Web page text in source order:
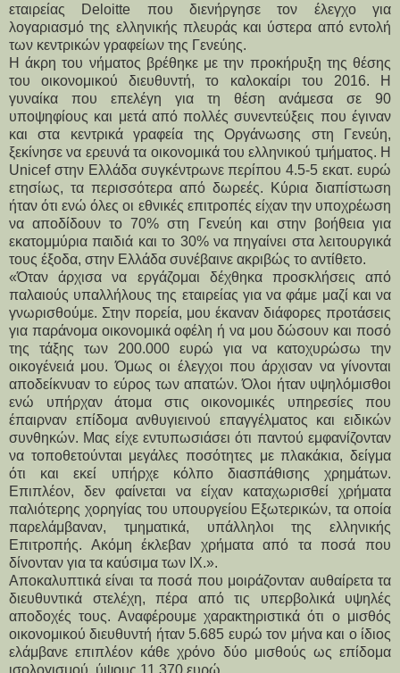
εταιρείας Deloitte που διενήργησε τον έλεγχο για
λογαριασμό της ελληνικής πλευράς και ύστερα από εντολή
των κεντρικών γραφείων της Γενεύης.
Η άκρη του νήματος βρέθηκε με την προκήρυξη της θέσης
του οικονομικού διευθυντή, το καλοκαίρι του 2016. Η
γυναίκα που επελέγη για τη θέση ανάμεσα σε 90
υποψηφίους και μετά από πολλές συνεντεύξεις που έγιναν
και στα κεντρικά γραφεία της Οργάνωσης στη Γενεύη,
ξεκίνησε να ερευνά τα οικονομικά του ελληνικού τμήματος. Η
Unicef στην Ελλάδα συγκέντρωνε περίπου 4.5-5 εκατ. ευρώ
ετησίως, τα περισσότερα από δωρεές. Κύρια διαπίστωση
ήταν ότι ενώ όλες οι εθνικές επιτροπές είχαν την υποχρέωση
να αποδίδουν το 70% στη Γενεύη και στην βοήθεια για
εκατομμύρια παιδιά και το 30% να πηγαίνει στα λειτουργικά
τους έξοδα, στην Ελλάδα συνέβαινε ακριβώς το αντίθετο.
«Όταν άρχισα να εργάζομαι δέχθηκα προσκλήσεις από
παλαιούς υπαλλήλους της εταιρείας για να φάμε μαζί και να
γνωρισθούμε. Στην πορεία, μου έκαναν διάφορες προτάσεις
για παράνομα οικονομικά οφέλη ή να μου δώσουν και ποσό
της τάξης των 200.000 ευρώ για να κατοχυρώσω την
οικογένειά μου. Όμως οι έλεγχοι που άρχισαν να γίνονται
αποδείκνυαν το εύρος των απατών. Όλοι ήταν υψηλόμισθοι
ενώ υπήρχαν άτομα στις οικονομικές υπηρεσίες που
έπαιρναν επίδομα ανθυγιεινού επαγγέλματος και ειδικών
συνθηκών. Μας είχε εντυπωσιάσει ότι παντού εμφανίζονταν
να τοποθετούνται μεγάλες ποσότητες με πλακάκια, δείγμα
ότι και εκεί υπήρχε κόλπο διασπάθισης χρημάτων.
Επιπλέον, δεν φαίνεται να είχαν καταχωρισθεί χρήματα
παλιότερης χορηγίας του υπουργείου Εξωτερικών, τα οποία
παρελάμβαναν, τμηματικά, υπάλληλοι της ελληνικής
Επιτροπής. Ακόμη έκλεβαν χρήματα από τα ποσά που
δίνονταν για τα καύσιμα των ΙΧ.».
Αποκαλυπτικά είναι τα ποσά που μοιράζονταν αυθαίρετα τα
διευθυντικά στελέχη, πέρα από τις υπερβολικά υψηλές
αποδοχές τους. Αναφέρουμε χαρακτηριστικά ότι ο μισθός
οικονομικού διευθυντή ήταν 5.685 ευρώ τον μήνα και ο ίδιος
ελάμβανε επιπλέον κάθε χρόνο δύο μισθούς ως επίδομα
ισολογισμού, ύψους 11.370 ευρώ.